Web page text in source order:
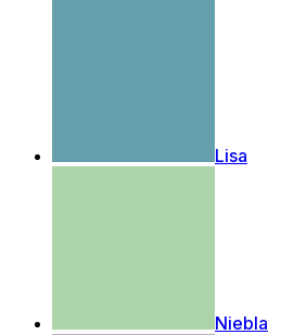
Lisa
Niebla